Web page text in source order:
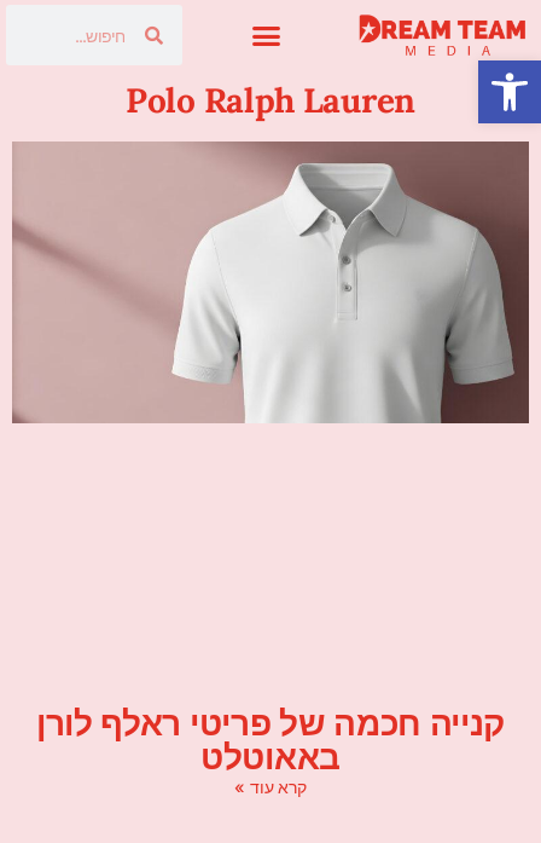
Polo Ralph Lauren
קנייה חכמה של פריטי ראלף לורן
באאוטלט
קרא עוד »
פתח סרגל נגישות